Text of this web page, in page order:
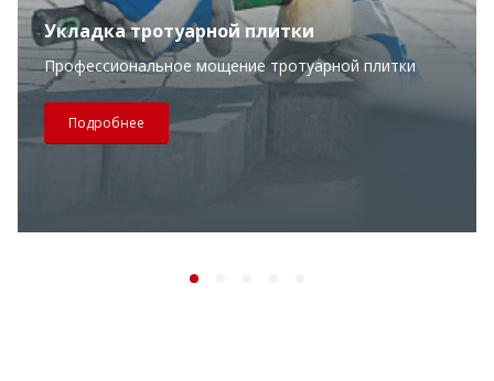
Укладка тротуарной плитки
Профессиональное мощение тротуарной плитки
Подробнее